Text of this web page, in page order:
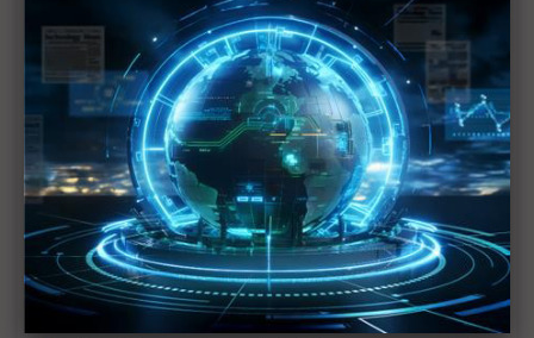
MLCC訂單過熱、出貨比創高 村田示警全球AI基
建熱潮將趨緩
2027全年記憶體產能提前售罄 買家「祕而不
宣」只怕買不夠
英特爾EMIB良率達標 聯發科第2代ASIC產品
2028準時量產
SpaceX晶片採購大轉向 Elon Musk捨超微全面
採用NVIDIA